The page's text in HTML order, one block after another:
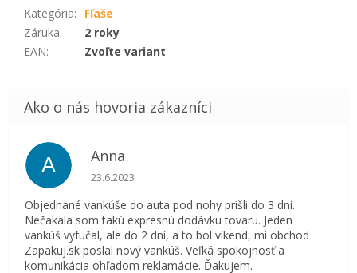
Kategória:
Fľaše
Záruka:
2 roky
EAN: Zvoľte variant
A Anna
Hodnotenie obchodu je 5 z 5 hviezdičiek.
23.6.2023
Objednané vankúše do auta pod nohy prišli do 3 dní.
Nečakala som takú expresnú dodávku tovaru. Jeden
vankúš vyfučal, ale do 2 dní, a to bol víkend, mi obchod
Zapakuj.sk poslal nový vankúš. Veľká spokojnosť a
komunikácia ohľadom reklamácie. Ďakujem.